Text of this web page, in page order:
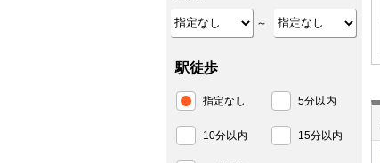
～
駅徒歩
指定なし 5分以内
10分以内 15分以内